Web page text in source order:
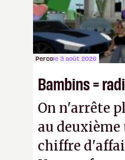
Percole 3 août 2026
Bambins =
On n'arrête
au
chiffre